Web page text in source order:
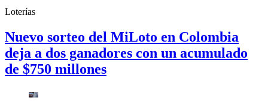
Loterías
Nuevo sorteo del MiLoto en Colombia
deja a dos ganadores con un acumulado
de $750 millones